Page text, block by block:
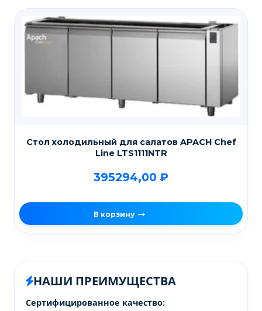
Стол холодильный для салатов APACH Chef
Line LTS1111NTR
395294,00 ₽
В корзину
НАШИ ПРЕИМУЩЕСТВА
Сертифицированное качество: